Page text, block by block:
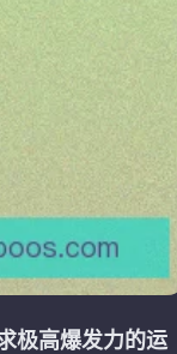
极高爆发力的运